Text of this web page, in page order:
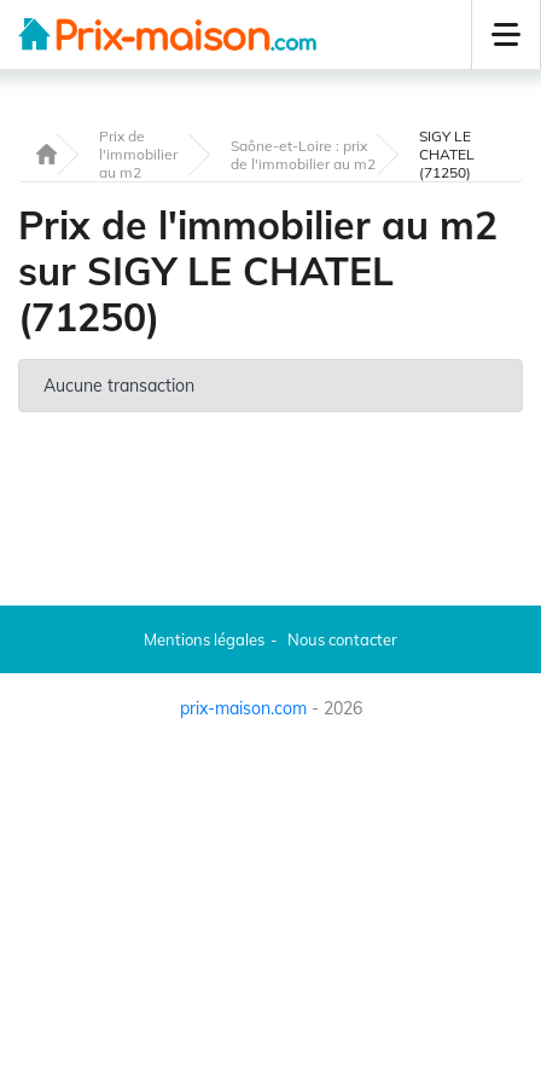
Prix de
l'immobilier
au m2
Saône-et-Loire : prix
de l'immobilier au m2
SIGY LE
CHATEL
(71250)
Prix de l'immobilier au m2
sur SIGY LE CHATEL
(71250)
Aucune transaction
Mentions légales Nous contacter
prix-maison.com- 2026